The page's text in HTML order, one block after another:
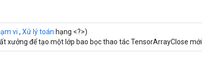
vi , Xử lý toán hạng <?>)
xưởng để tạo một lớp bao bọc thao tác TensorArrayClose mới.